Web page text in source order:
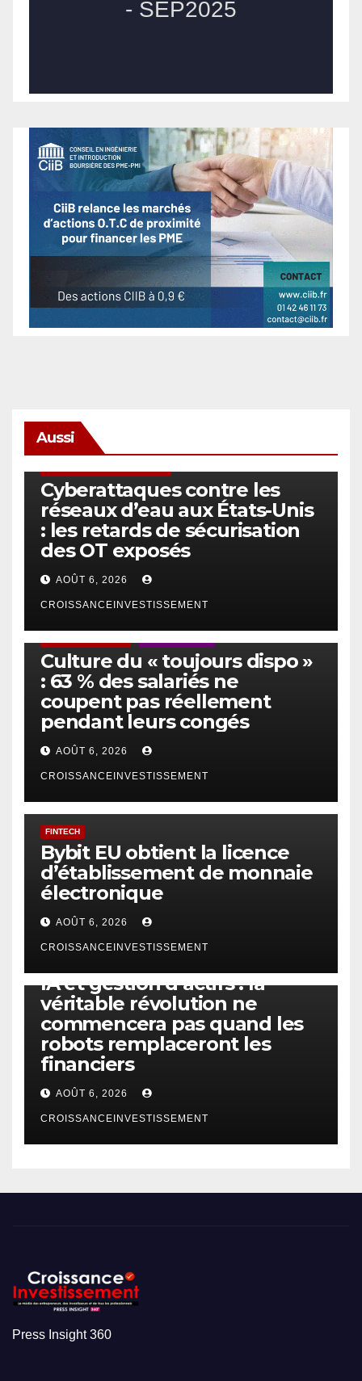
Aussi
Cyberattaques contre les
réseaux d’eau aux États-Unis
: les retards de sécurisation
des OT exposés
AOÛT 6, 2026
CROISSANCEINVESTISSEMENT
Culture du « toujours dispo »
: 63 % des salariés ne
coupent pas réellement
pendant leurs congés
AOÛT 6, 2026
CROISSANCEINVESTISSEMENT
FINTECH
Bybit EU obtient la licence
d’établissement de monnaie
électronique
AOÛT 6, 2026
CROISSANCEINVESTISSEMENT
IA et gestion d’actifs : la
véritable révolution ne
commencera pas quand les
robots remplaceront les
financiers
AOÛT 6, 2026
CROISSANCEINVESTISSEMENT
Press Insight 360